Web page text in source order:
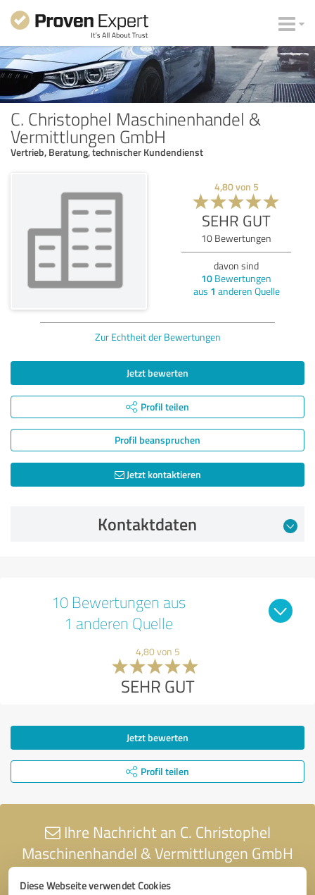
Diese Webseite verwendet Cookies
C. Christophel Maschinenhandel &
Vermittlungen GmbH
Vertrieb, Beratung, technischer Kundendienst
4,80von 5
SEHR GUT
10 Bewertungen
davon sind
10 Bewertungen
aus 1 anderen Quelle
Zur Echtheit der Bewertungen
Jetzt bewerten
Profil teilen
Profil beanspruchen
Jetzt kontaktieren
Kontaktdaten
10 Bewertungen aus
1 anderen Quelle
4,80 von 5
SEHR GUT
Jetzt bewerten
Profil teilen
Ihre Nachricht an C. Christophel
Maschinenhandel & Vermittlungen GmbH